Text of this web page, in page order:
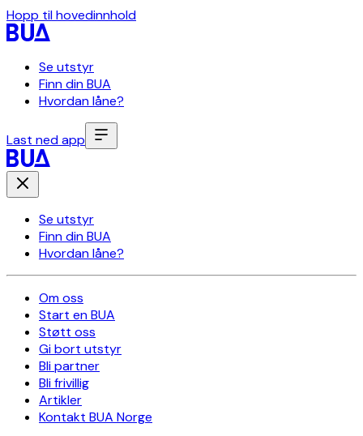
Hopp til hovedinnhold
Se utstyr
Finn din BUA
Hvordan låne?
Last ned app
Se utstyr
Finn din BUA
Hvordan låne?
Om oss
Start en BUA
Støtt oss
Gi bort utstyr
Bli partner
Bli frivillig
Artikler
Kontakt BUA Norge